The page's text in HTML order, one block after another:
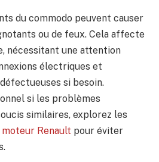
du commodo peuvent causer
ou de feux. Cela affecte
nécessitant une attention
électriques et
si besoin.
si les problèmes
similaires, explorez les
Renault pour éviter